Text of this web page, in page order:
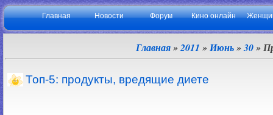
Главная Новости Форум Кино онлайн
Главная»2011 » Июнь » 30»
Топ-5: продукты, вредящие диете